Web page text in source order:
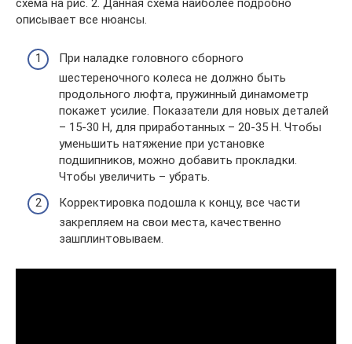
схема на рис. 2. Данная схема наиболее подробно
описывает все нюансы.
При наладке головного сборного
шестереночного колеса не должно быть
продольного люфта, пружинный динамометр
покажет усилие. Показатели для новых деталей
– 15-30 Н, для приработанных – 20-35 Н. Чтобы
уменьшить натяжение при установке
подшипников, можно добавить прокладки.
Чтобы увеличить – убрать.
Корректировка подошла к концу, все части
закрепляем на свои места, качественно
зашплинтовываем.